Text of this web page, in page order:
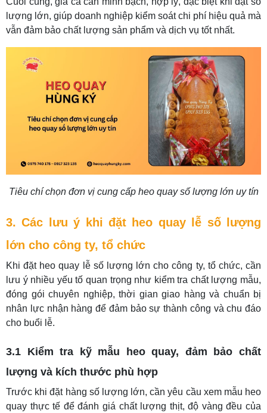
lượng lớn, giúp doanh nghiệp kiểm soát chi phí hiệu quả mà
vẫn đảm bảo chất lượng sản phẩm và dịch vụ tốt nhất.
Tiêu chí chọn đơn vị cung cấp heo quay số lượng lớn uy tín
3. Các lưu ý khi đặt heo quay lễ số lượng
lớn cho công ty, tổ chức
Khi đặt heo quay lễ số lượng lớn cho công ty, tổ chức, cần
lưu ý nhiều yếu tố quan trọng như kiểm tra chất lượng mẫu,
đóng gói chuyên nghiệp, thời gian giao hàng và chuẩn bị
nhân lực nhận hàng để đảm bảo sự thành công và chu đáo
cho buổi lễ.
3.1 Kiểm tra kỹ mẫu heo quay, đảm bảo chất
lượng và kích thước phù hợp
Trước khi đặt hàng số lượng lớn, cần yêu cầu xem mẫu heo
quay thực tế để đánh giá chất lượng thịt, độ vàng đều của